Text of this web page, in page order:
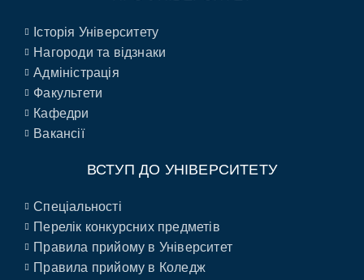
Історія Університету
Нагороди та відзнаки
Адміністрація
Факультети
Кафедри
Вакансії
ВСТУП ДО УНІВЕРСИТЕТУ
Спеціальності
Перелік конкурсних предметів
Правила прийому в Університет
Правила прийому в Коледж